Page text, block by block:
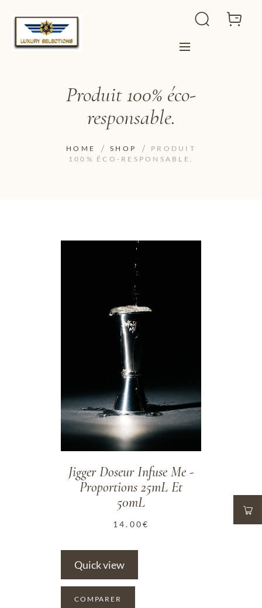
Produit 100% éco-
responsable.
HOME SHOP
PRODUIT
100% ÉCO-RESPONSABLE.
Jigger Doseur Infuse Me -
Proportions 25mL Et
50mL
14.00€
Quick view
COMPARER